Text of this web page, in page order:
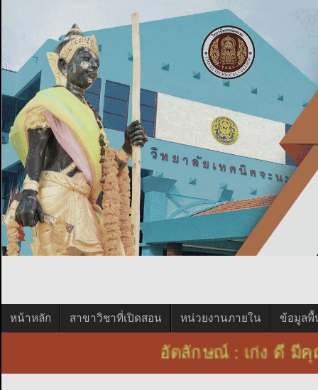
หน้าหลัก สาขาวิชาที่เปิดสอน หน่วยงานภายใน ข้อมูลพื้
อัตลักษณ์ : เก่ง ดี